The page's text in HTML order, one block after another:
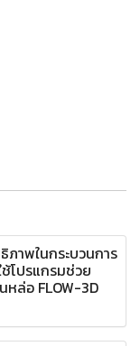
ภาพในกระบวนการ
โปรแกรมช่วย
หล่อ FLOW-3D